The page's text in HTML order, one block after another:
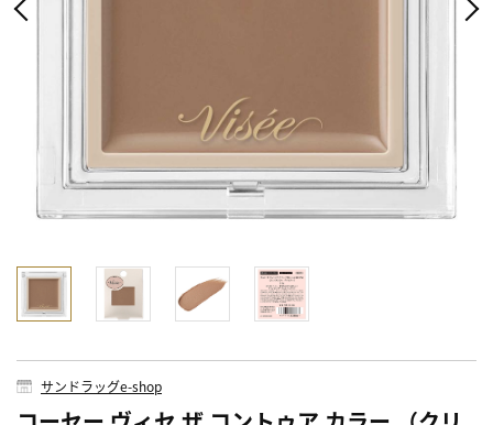
サンドラッグe-shop